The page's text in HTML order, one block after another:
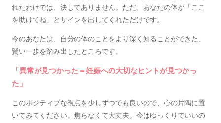
れたわけでは、決してありません。ただ、あなたの体が「ここ
を助けてね」とサインを出してくれただけです。
今のあなたは、自分の体のことをより深く知ることができた、
賢い一歩を踏み出したところです。
「異常が見つかった＝妊娠への大切なヒントが見つかっ
た」
このポジティブな視点を少しずつでも良いので、心の片隅に置
いてみてください。焦らなくて大丈夫。今はゆっくりでいいの